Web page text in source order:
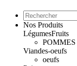
Nos Produits
LégumesFruits
POMMES
Viandes-oeufs
oeufs